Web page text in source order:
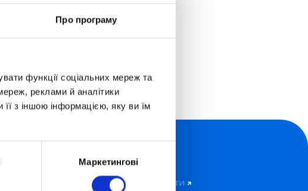
Про програму
функції соціальних мереж та
реклами й аналітики
з іншою інформацією, яку ви їм
Маркетингові
Про школу
Ліцензії та документи